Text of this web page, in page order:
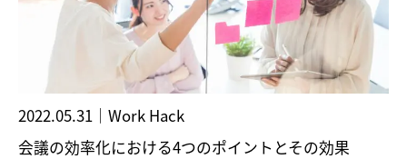
2022.05.31｜ Work Hack
会議の効率化における4つのポイントとその効果